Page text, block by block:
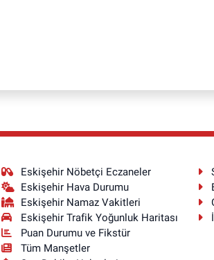
Eskişehir Nöbetçi Eczaneler
Eskişehir Hava Durumu
Eskişehir Namaz Vakitleri
Eskişehir Trafik Yoğunluk Haritası
Puan Durumu ve Fikstür
Tüm Manşetler